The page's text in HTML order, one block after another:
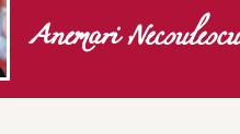
Anemari Necsulescu